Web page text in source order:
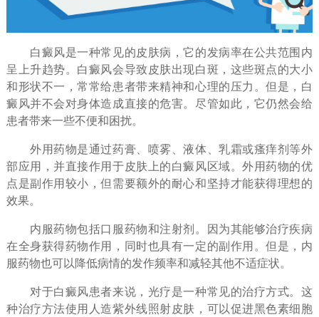
白癜风是一种常见的皮肤病，它的发病率在公共范围内
呈上升趋势。白癜风会导致皮肤出现白斑，这些斑点的大小
和形状不一，常常给患者带来精神和心理的压力。但是，白
癜风并不会对身体造成直接的危害。尽管如此，它仍然会给
患者带来一些不便和困扰。
外用药物是通过药膏、喷雾、液体、乳霜或瘙痒剂等外
部应用，并直接作用于皮肤上的白癜风区域。外用药物的优
点是副作用较小，但需要额外的耐心和坚持才能获得理想的
效果。
内服药物包括口服药物和注射剂。因为其能够治疗疾病
在全身获得药物作用，同时也具有一定的副作用。但是，内
服药物也可以降低病情的发作频率和减轻其他不适症状。
对于白癜风患者来说，光疗是一种常见的治疗方式。这
种治疗方法使用人造紫外线照射皮肤，可以促进黑色素细胞